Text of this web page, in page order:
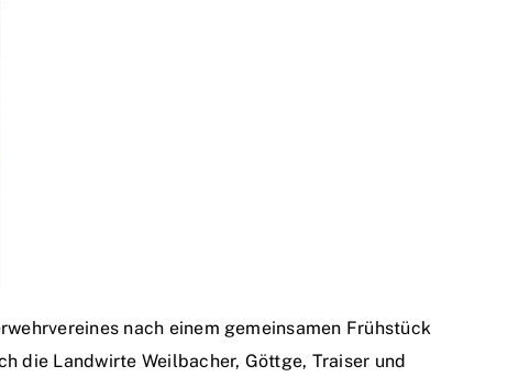
nach einem gemeinsamen Frühstück
die Landwirte Weilbacher, Göttge, Traiser und